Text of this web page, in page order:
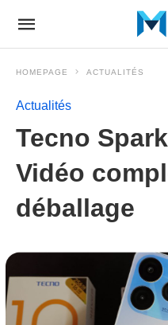
HOMEPAGE ACTUALITÉS
Actualités
Tecno
Vidéo
déballage